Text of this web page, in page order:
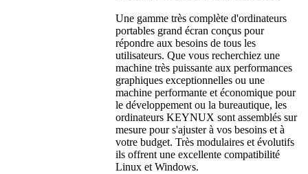
Une gamme très complète d'ordinateurs
portables grand écran conçus pour
répondre aux besoins de tous les
utilisateurs. Que vous recherchiez une
machine très puissante aux performances
graphiques exceptionnelles ou une
machine performante et économique pour
le développement ou la bureautique, les
ordinateurs KEYNUX sont assemblés sur
mesure pour s'ajuster à vos besoins et à
votre budget. Très modulaires et évolutifs
ils offrent une excellente compatibilité
Linux et Windows.